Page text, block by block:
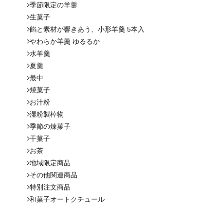
季節限定の羊羹
生菓子
餡と素材が響きあう、小形羊羹 5本入
やわらか羊羹 ゆるるか
水羊羹
夏羹
最中
焼菓子
お汁粉
湿粉製棹物
季節の煉菓子
干菓子
お茶
地域限定商品
その他関連商品
特別注文商品
和菓子オートクチュール